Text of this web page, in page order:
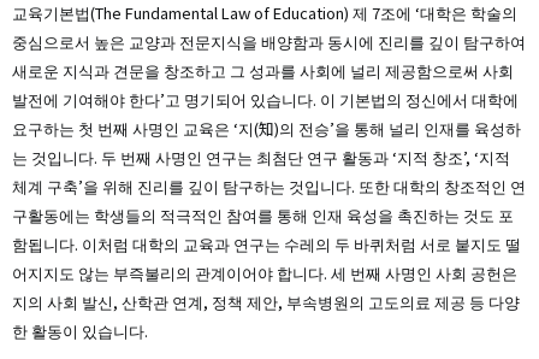
교육기본법(The Fundamental Law of Education) 제 7조에 ‘대학은 학술의
중심으로서 높은 교양과 전문지식을 배양함과 동시에 진리를 깊이 탐구하여
새로운 지식과 견문을 창조하고 그 성과를 사회에 널리 제공함으로써 사회
발전에 기여해야 한다’고 명기되어 있습니다. 이 기본법의 정신에서 대학에
요구하는 첫 번째 사명인 교육은 ‘지(知)의 전승’을 통해 널리 인재를 육성하
는 것입니다. 두 번째 사명인 연구는 최첨단 연구 활동과 ‘지적 창조’, ‘지적
체계 구축’을 위해 진리를 깊이 탐구하는 것입니다. 또한 대학의 창조적인 연
구활동에는 학생들의 적극적인 참여를 통해 인재 육성을 촉진하는 것도 포
함됩니다. 이처럼 대학의 교육과 연구는 수레의 두 바퀴처럼 서로 붙지도 떨
어지지도 않는 부즉불리의 관계이어야 합니다. 세 번째 사명인 사회 공헌은
지의 사회 발신, 산학관 연계, 정책 제안, 부속병원의 고도의료 제공 등 다양
한 활동이 있습니다.